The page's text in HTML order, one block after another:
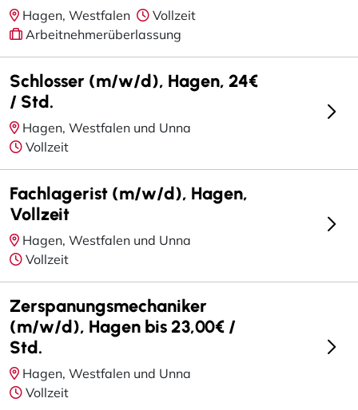
Hagen, Westfalen
Vollzeit
Arbeitnehmerüberlassung
Schlosser (m/w/d), Hagen, 24€
/ Std.
Hagen, Westfalen und Unna
Vollzeit
Fachlagerist (m/w/d), Hagen,
Vollzeit
Hagen, Westfalen und Unna
Vollzeit
Zerspanungsmechaniker
(m/w/d), Hagen bis 23,00€ /
Std.
Hagen, Westfalen und Unna
Vollzeit